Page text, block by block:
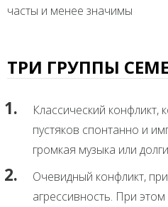
часты и менее значимы
ТРИ ГРУППЫ
Классический конфликт,
пустяков спонтанно и
громкая музыка или
Очевидный конфликт,
агрессивность. При этом